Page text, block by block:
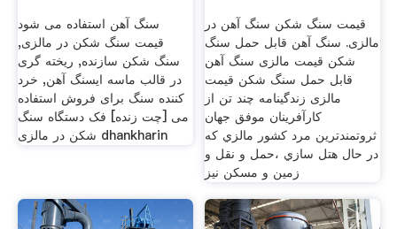
سنگ آهن استفاده می شود
قیمت سنگ شکن در مالزی,
سنگ شکن سازنده, ریخته گری
در قالب ماسه ایسنگ آهن, خرد
کننده سنگ برای فروش استفاده
می [چت زنده] فک دستگاه سنگ
شکن در مالزی dhankharin
قیمت سنگ شکن سنگ آهن در
مالزی. سنگ آهن قابل حمل سنگ
شکن قیمت مالزی سنگ آهن
قابل حمل سنگ شکن قیمت
مالزی زندگينامه چند تن از
كارآفرينان موفق جهان
ثروتمندترين مرد كشور مالزي كه
در حال هتل سازي ،حمل و نقل و
زمين و مسكن نيز